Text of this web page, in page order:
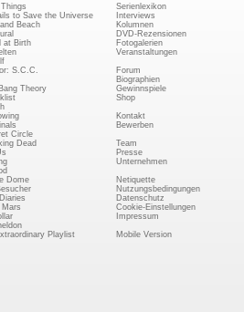
to Save the Universe
Beach
at Birth
S.C.C.
Theory
Circle
Dead
Dome
Mars
Playlist
Serienlexikon
Interviews
Kolumnen
DVD-Rezensionen
Fotogalerien
Veranstaltungen
Forum
Biographien
Gewinnspiele
Shop
Kontakt
Bewerben
Team
Presse
Unternehmen
Netiquette
Nutzungsbedingungen
Datenschutz
Cookie-Einstellungen
Impressum
Mobile Version